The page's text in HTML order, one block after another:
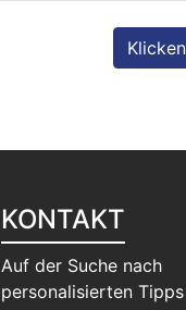
KONTAKT
Auf der Suche nach
personalisierten